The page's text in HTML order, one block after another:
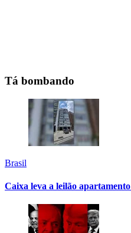
Tá bombando
Brasil
Caixa leva a leilão